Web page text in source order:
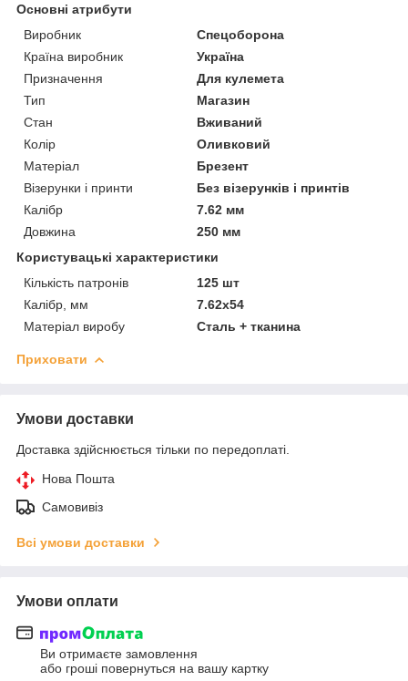
Основні атрибути
Виробник
Спецоборона
Країна виробник
Україна
Призначення
Для кулемета
Тип
Магазин
Стан
Вживаний
Колір
Оливковий
Матеріал
Брезент
Візерунки і принти
Без візерунків і принтів
Калібр
7.62 мм
Довжина
250 мм
Користувацькі характеристики
Кількість патронів
125 шт
Калібр, мм
7.62х54
Матеріал виробу
Сталь + тканина
Приховати
Умови доставки
Доставка здійснюється тільки по передоплаті.
Нова Пошта
Самовивіз
Всі умови доставки
Умови оплати
Ви отримаєте замовлення
або гроші повернуться на вашу картку